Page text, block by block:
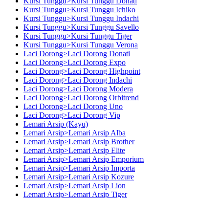
Kursi Tunggu>Kursi Tunggu Ichiko
Kursi Tunggu>Kursi Tunggu Indachi
Kursi Tunggu>Kursi Tunggu Savello
Kursi Tunggu>Kursi Tunggu Tiger
Kursi Tunggu>Kursi Tunggu Verona
Laci Dorong>Laci Dorong Donati
Laci Dorong>Laci Dorong Expo
Laci Dorong>Laci Dorong Highpoint
Laci Dorong>Laci Dorong Indachi
Laci Dorong>Laci Dorong Modera
Laci Dorong>Laci Dorong Orbitrend
Laci Dorong>Laci Dorong Uno
Laci Dorong>Laci Dorong Vip
Lemari Arsip (Kayu)
Lemari Arsip>Lemari Arsip Alba
Lemari Arsip>Lemari Arsip Brother
Lemari Arsip>Lemari Arsip Elite
Lemari Arsip>Lemari Arsip Emporium
Lemari Arsip>Lemari Arsip Importa
Lemari Arsip>Lemari Arsip Kozure
Lemari Arsip>Lemari Arsip Lion
Lemari Arsip>Lemari Arsip Tiger